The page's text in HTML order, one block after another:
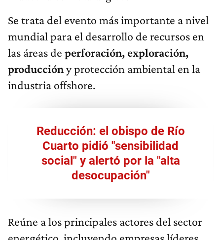
Se trata del evento más importante a nivel
mundial para el desarrollo de recursos en
las áreas de perforación, exploración,
produccióny protección ambiental en la
industria offshore.
Reducción: el obispo de Río
Cuarto pidió "sensibilidad
social" y alertó por la "alta
desocupación"
Reúne a los principales actores del sector